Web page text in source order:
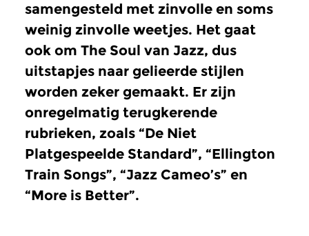
samengesteld met zinvolle en soms
weinig zinvolle weetjes. Het gaat
ook om The Soul van Jazz, dus
uitstapjes naar gelieerde stijlen
worden zeker gemaakt. Er zijn
onregelmatig terugkerende
rubrieken, zoals “De Niet
Platgespeelde Standard”, “Ellington
Train Songs”, “Jazz Cameo’s” en
“More is Better”.